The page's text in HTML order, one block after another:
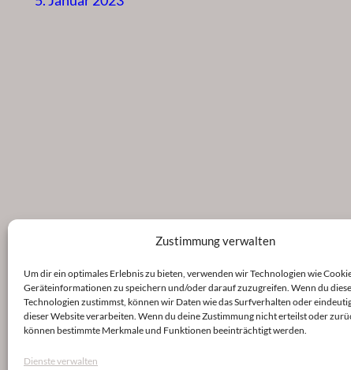
Zustimmung verwalten
Um dir ein optimales Erlebnis zu bieten, verwenden wir Technologien wie
Geräteinformationen zu speichern und/oder darauf zuzugreifen. Wenn du
Technologien zustimmst, können wir Daten wie das Surfverhalten oder
dieser Website verarbeiten. Wenn du deine Zustimmung nicht erteilst oder
können bestimmte Merkmale und Funktionen beeinträchtigt werden.
Dienste verwalten